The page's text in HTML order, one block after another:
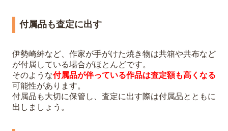
付属品も査定に出す
伊勢崎紳など、作家が手がけた焼き物は共箱や共布など
が付属している場合がほとんどです。
そのような付属品が伴っている作品は査定額も高くなる
可能性があります。
付属品も大切に保管し、査定に出す際は付属品とともに
出しましょう。